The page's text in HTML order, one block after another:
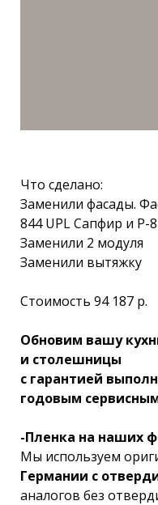
Что сделано:
Заменили фасады.
844 UPL Сапфир и P-
Заменили 2 модуля
Заменили вытяжку
Стоимость 94 187 р.
Обновим вашу
и столешницы
с гарантией
годовым
-Пленка на наших
Мы используем
Германии с
аналогов без